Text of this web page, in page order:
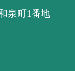
泉町1番地